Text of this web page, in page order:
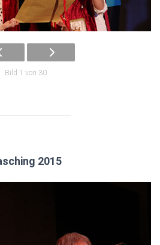
Bild 1 von 30
2015